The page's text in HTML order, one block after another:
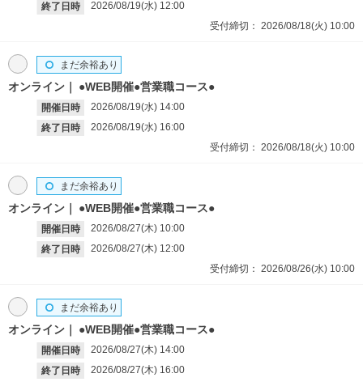
終了日時 2026/08/19(水) 12:00
受付締切： 2026/08/18(火) 10:00
オンライン ●WEB開催●営業職コース●
開催日時 2026/08/19(水) 14:00
終了日時
2026/08/19(水) 16:00
まだ余裕あり
受付締切： 2026/08/18(火) 10:00
オンライン ●WEB開催●営業職コース●
開催日時 2026/08/27(木) 10:00
終了日時
2026/08/27(木) 12:00
まだ余裕あり
受付締切： 2026/08/26(水) 10:00
オンライン ●WEB開催●営業職コース●
開催日時 2026/08/27(木) 14:00
終了日時
2026/08/27(木) 16:00
まだ余裕あり